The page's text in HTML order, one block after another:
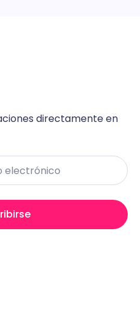
directamente en